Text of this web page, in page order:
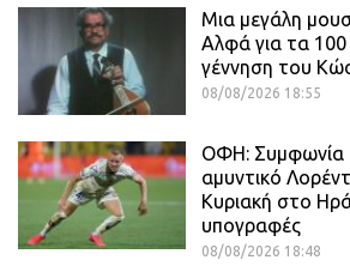
Μια μεγάλη
Αλφά για τα 100
γέννηση του
08/08/2026 18:55
ΟΦΗ: Συμφωνία
αμυντικό
Κυριακή στο
υπογραφές
08/08/2026 18:48